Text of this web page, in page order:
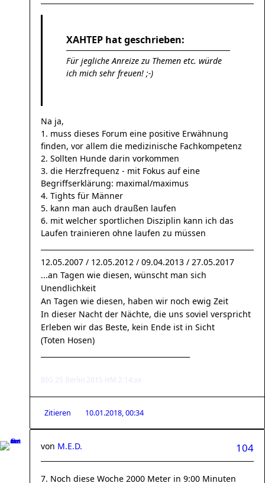
XAHTEP hat geschrieben:
Für jegliche Anreize zu Themen etc. würde
ich mich sehr freuen! ;-)
Na ja,
1. muss dieses Forum eine positive Erwähnung
finden, vor allem die medizinische Fachkompetenz
2. Sollten Hunde darin vorkommen
3. die Herzfrequenz - mit Fokus auf eine
Begriffserklärung: maximal/maximus
4. Tights für Männer
5. kann man auch draußen laufen
6. mit welcher sportlichen Disziplin kann ich das
Laufen trainieren ohne laufen zu müssen
12.05.2007 / 12.05.2012 / 09.04.2013 / 27.05.2017
...an Tagen wie diesen, wünscht man sich
Unendlichkeit
An Tagen wie diesen, haben wir noch ewig Zeit
In dieser Nacht der Nächte, die uns soviel verspricht
Erleben wir das Beste, kein Ende ist in Sicht
(Toten Hosen)
BIG 25 Berlin 2015 HM 2:14:xx
Zitieren 10.01.2018, 00:34
104
von M.E.D.
7. Noch diese Woche 2000 Meter in 9:00 Minuten